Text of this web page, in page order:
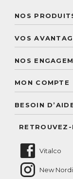
NOS
Laboratoire
Découvrez le
VOS
Paiement sécurisé
Conseils
NOS
Conseil
MON COMPTE
BESOIN
Vitalco
New